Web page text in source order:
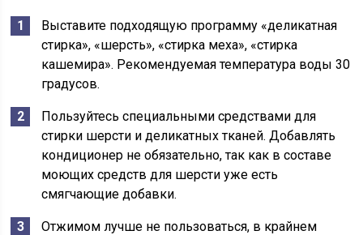
Выставите подходящую программу «деликатная
стирка», «шерсть», «стирка меха», «стирка
кашемира». Рекомендуемая температура воды 30
градусов.
Пользуйтесь специальными средствами для
стирки шерсти и деликатных тканей. Добавлять
кондиционер не обязательно, так как в составе
моющих средств для шерсти уже есть
смягчающие добавки.
Отжимом лучше не пользоваться, в крайнем